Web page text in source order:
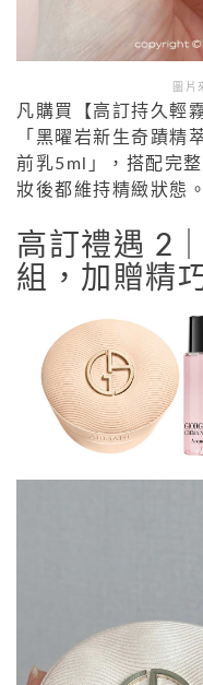
圖片
凡購買【高訂持久輕
「黑曜岩新生奇蹟精
前乳5ml」，搭配完
妝後都維持精緻狀態。
高訂禮遇 2
組，加贈精